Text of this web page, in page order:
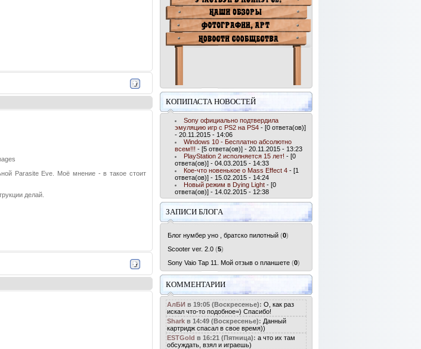
Parasite Eve. Моё мнение - в такое стоит
делай.
КОПИПАСТА НОВОСТЕЙ
Sony официально подтвердила
эмуляцию игр с PS2 на PS4 - [0 ответа(ов)]
- 20.11.2015 - 14:06
Windows 10 - Бесплатно абсолютно
всем!!! - [5 ответа(ов)] - 20.11.2015 - 13:23
PlayStation 2 исполняется 15 лет! - [0
ответа(ов)] - 04.03.2015 - 14:33
Кое-что новенькое о Mass Effect 4 - [1
ответа(ов)] - 15.02.2015 - 14:24
Новый режим в Dying Light - [0
ответа(ов)] - 14.02.2015 - 12:38
ЗАПИСИ БЛОГА
Блог нумбер уно , братско пилотный (0)
Scooter ver. 2.0 (5)
Sony Vaio Tap 11. Мой отзыв о планшете (0)
КОММЕНТАРИИ
АлБИ в 19:05 (Воскресенье): О, как раз
искал что-то подобное=) Спасибо!
Shark в 14:49 (Воскресенье): Данный
картридж спасал в свое время))
ESTGold в 16:21 (Пятница): а что их там
обсуждать, взял и играешь)